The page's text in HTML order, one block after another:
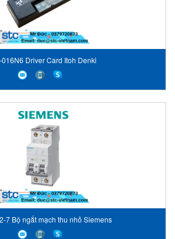
016N6 Driver Card Itoh Denki
7 Bộ ngắt mạch thu nhỏ Siemens